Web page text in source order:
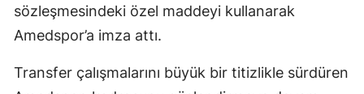
sözleşmesindeki özel maddeyi kullanarak
Amedspor’a imza attı.
Transfer çalışmalarını büyük bir titizlikle sürdüren